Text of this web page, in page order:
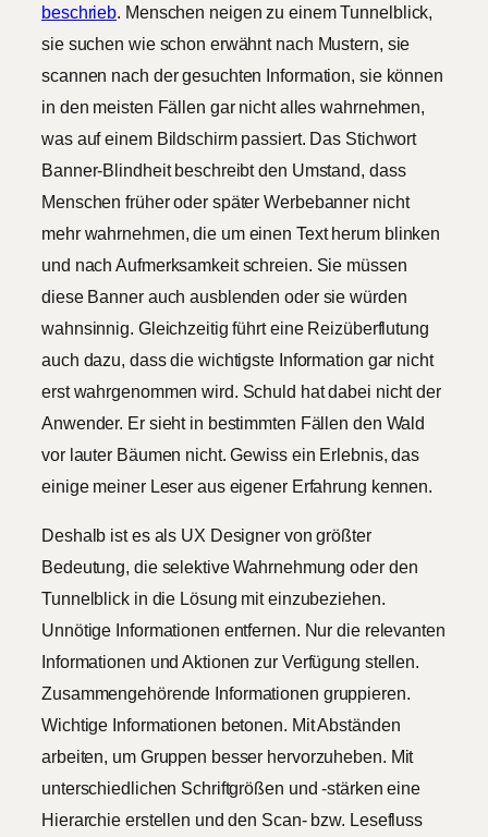
beschrieb. Menschen neigen zu einem Tunnelblick,
sie suchen wie schon erwähnt nach Mustern, sie
scannen nach der gesuchten Information, sie können
in den meisten Fällen gar nicht alles wahrnehmen,
was auf einem Bildschirm passiert. Das Stichwort
Banner-Blindheit beschreibt den Umstand, dass
Menschen früher oder später Werbebanner nicht
mehr wahrnehmen, die um einen Text herum blinken
und nach Aufmerksamkeit schreien. Sie müssen
diese Banner auch ausblenden oder sie würden
wahnsinnig. Gleichzeitig führt eine Reizüberflutung
auch dazu, dass die wichtigste Information gar nicht
erst wahrgenommen wird. Schuld hat dabei nicht der
Anwender. Er sieht in bestimmten Fällen den Wald
vor lauter Bäumen nicht. Gewiss ein Erlebnis, das
einige meiner Leser aus eigener Erfahrung kennen.
Deshalb ist es als UX Designer von größter
Bedeutung, die selektive Wahrnehmung oder den
Tunnelblick in die Lösung mit einzubeziehen.
Unnötige Informationen entfernen. Nur die relevanten
Informationen und Aktionen zur Verfügung stellen.
Zusammengehörende Informationen gruppieren.
Wichtige Informationen betonen. Mit Abständen
arbeiten, um Gruppen besser hervorzuheben. Mit
unterschiedlichen Schriftgrößen und -stärken eine
Hierarchie erstellen und den Scan- bzw. Lesefluss